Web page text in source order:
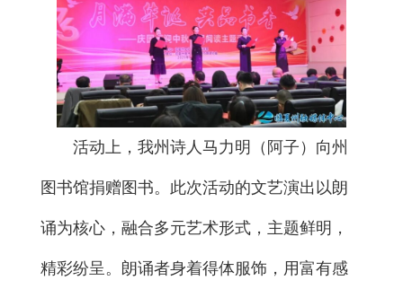
活动上，我州诗人马力明（阿子）向州
图书馆捐赠图书。此次活动的文艺演出以朗
诵为核心，融合多元艺术形式，主题鲜明，
精彩纷呈。朗诵者身着得体服饰，用富有感